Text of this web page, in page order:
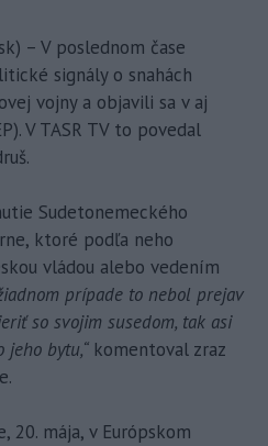
– V poslednom čase
signály o snahách
vojny a objavili sa v aj
V TASR TV to povedal
Sudetonemeckého
ktoré podľa neho
vládou alebo vedením
prípade to nebol prejav
so svojim susedom, tak asi
jeho bytu,“ komentoval zraz
20. mája, v Európskom